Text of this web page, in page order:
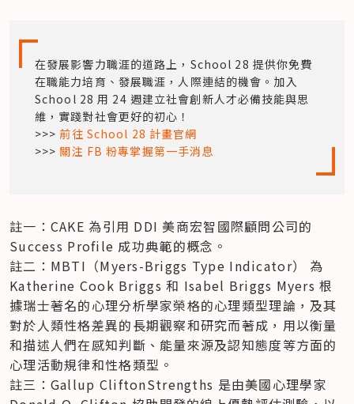
在發展影響力職涯的道路上，School 28 提供你免費
在職能力培育、發展職涯，人際連結的機會。加入
School 28 用 24 週建立社會創新人才必備技能與思
維，實踐對社會更好的初心！
>>> 前往 School 28 計畫官網
>>> 關注 FB 粉專掌握第一手消息
註一：CAKE 為引用 DDI 美商宏智國際顧問公司的
Success Profile 成功典範的概念。
註二：MBTI（Myers-Briggs Type Indicator） 為
Katherine Cook Briggs 和 Isabel Briggs Myers 根
據瑞士著名的心理分析學家榮格的心理類型理論，及其
對於人類性格差異的長期觀察和研究而著成，用以衡量
和描述人們在感知判斷、能量來源及認知態度等方面的
心理活動規律和性格類型。
註三：Gallup CliftonStrengths 是由美國心理學家